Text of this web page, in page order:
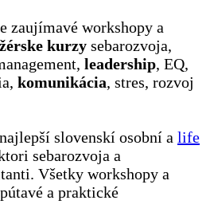
zaujímavé workshopy a
kurzy sebarozvoja,
leadership, EQ,
komunikácia, stres, rozvoj
slovenskí osobní a life
sebarozvoja a
Všetky workshopy a
a praktické